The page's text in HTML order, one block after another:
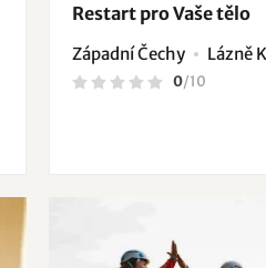
Restart pro Vaše tělo
Západní Čechy Lázně
0/10